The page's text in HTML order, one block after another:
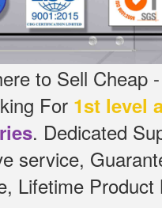
to Sell Cheap
For 1st level
. Dedicated
service,
Lifetime Product